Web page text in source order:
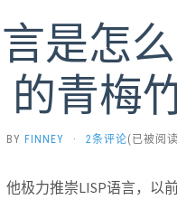
是怎
青梅
BY FINNEY · 2条评论(已被阅
极力推崇LISP语言，以